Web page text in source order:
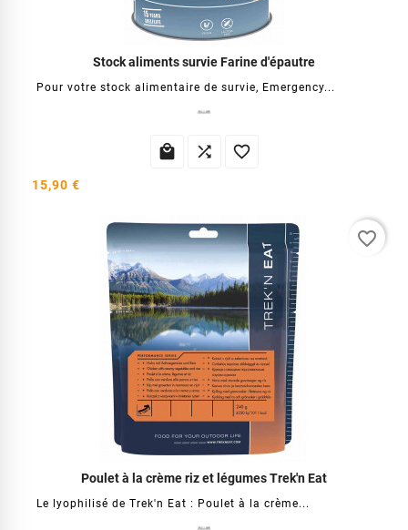
Stock aliments survie Farine d'épautre
Pour votre stock alimentaire de survie, Emergency...
  
15,90 €
Poulet à la crème riz et légumes Trek'n Eat
Le lyophilisé de Trek'n Eat : Poulet à la crème...
favorite_border